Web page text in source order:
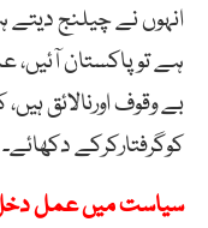
انہوں نے چیلنج
ہے توپاکستان آئیں،
بے وقوف اورنالائق
کوگرفتارکرکے دکھائے۔
سیاست میں عمل دخل